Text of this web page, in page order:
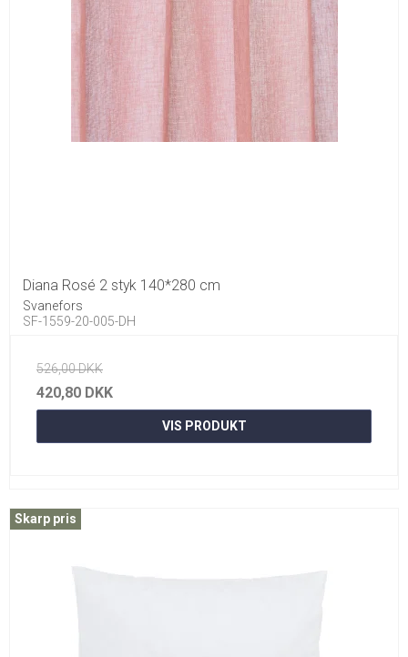
Diana Rosé 2 styk 140*280 cm
Svanefors
SF-1559-20-005-DH
526,00 DKK
420,80 DKK
VIS PRODUKT
Skarp pris